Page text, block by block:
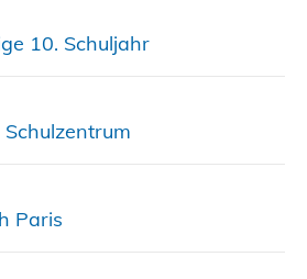
10. Schuljahr
Paris